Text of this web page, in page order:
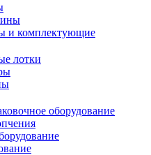
и комплектующие
лотки
оборудование